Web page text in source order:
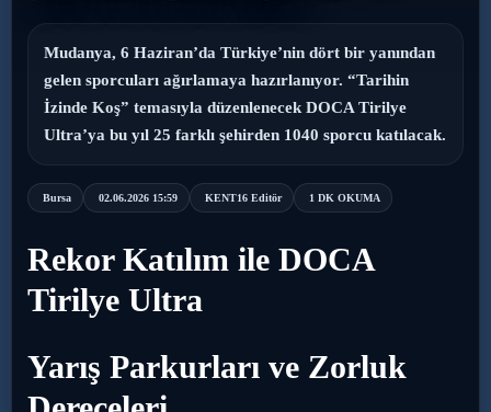
Sağlık
Yaşam
Mudanya, 6 Haziran’da Türkiye’nin dört bir yanından
gelen sporcuları ağırlamaya hazırlanıyor. “Tarihin
İzinde Koş” temasıyla düzenlenecek DOCA Tirilye
Ultra’ya bu yıl 25 farklı şehirden 1040 sporcu katılacak.
Bursa 02.06.2026 15:59 KENT16 Editör 1 DK OKUMA
Rekor Katılım ile DOCA
Tirilye Ultra
Yarış Parkurları ve Zorluk